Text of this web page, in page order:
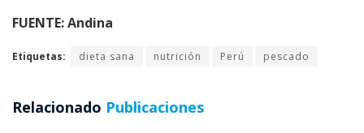
FUENTE: Andina
Etiquetas: dieta sana nutrición Perú pescado
Relacionado Publicaciones